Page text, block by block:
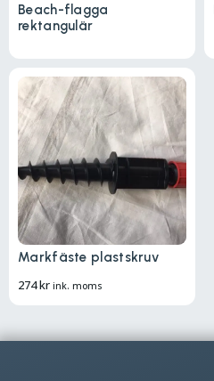
Beach-flagga
rektangulär
Markfäste plastskruv
274kr ink. moms